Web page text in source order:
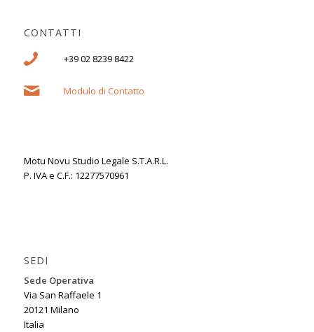
CONTATTI
+39 02 8239 8422
Modulo di Contatto
Motu Novu Studio Legale S.T.A.R.L.
P. IVA e C.F.: 12277570961
SEDI
Sede Operativa
Via San Raffaele 1
20121 Milano
Italia